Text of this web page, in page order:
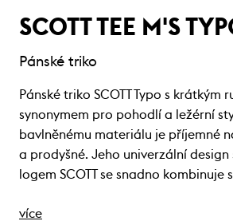
SCOTT TEE M'S
Pánské triko
Pánské triko SCOTT Typo s krátkým
synonymem pro pohodlí a ležérní
bavlněnému materiálu je příjemné
a prodyšné. Jeho univerzální design
logem SCOTT se snadno kombinuje
více